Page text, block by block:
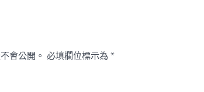
會公開。 必填欄位標示為 *